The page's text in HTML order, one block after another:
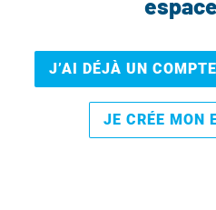
J’AI DÉJÀ UN
JE CRÉE MON